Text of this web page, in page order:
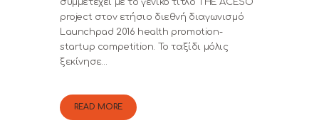
project στον ετήσιο διεθνή διαγωνισμό
Launchpad 2016 health promotion-
startup competition. Το ταξίδι μόλις
ξεκίνησε…
READ MORE